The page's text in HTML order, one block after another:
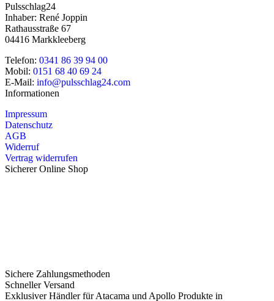
Pulsschlag24
Inhaber: René Joppin
Rathausstraße 67
04416 Markkleeberg
Telefon: 0341 86 39 94 00
Mobil: 0151 68 40 69 24
E-Mail: info@pulsschlag24.com
Informationen
Impressum
Datenschutz
AGB
Widerruf
Vertrag widerrufen
Sicherer Online Shop
Sichere Zahlungsmethoden
Schneller Versand
Exklusiver Händler für Atacama und Apollo Produkte in